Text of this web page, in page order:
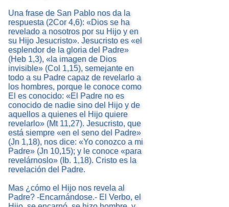
Una frase de San Pablo nos da la
respuesta (2Cor 4,6): «Dios se ha
revelado a nosotros por su Hijo y en
su Hijo Jesucristo». Jesucristo es «el
esplendor de la gloria del Padre»
(Heb 1,3), «la imagen de Dios
invisible» (Col 1,15), semejante en
todo a su Padre capaz de revelarlo a
los hombres, porque le conoce como
El es conocido: «El Padre no es
conocido de nadie sino del Hijo y de
aquellos a quienes el Hijo quiere
revelarlo» (Mt 11,27). Jesucristo, que
está siempre «en el seno del Padre»
(Jn 1,18), nos dice: «Yo conozco a mi
Padre» (Jn 10,15); y le conoce «para
revelárnoslo» (Ib. 1,18). Cristo es la
revelación del Padre.
Mas ¿cómo el Hijo nos revela al
Padre? -Encarnándose.- El Verbo, el